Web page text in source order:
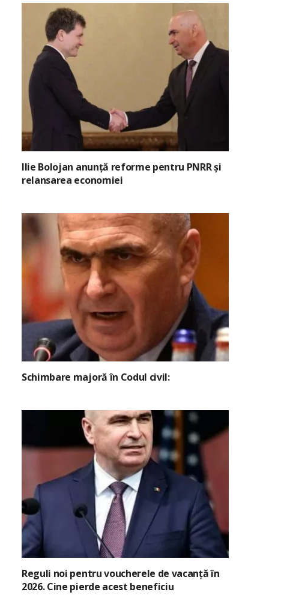
Ilie Bolojan anunță reforme pentru PNRR și
relansarea economiei
Schimbare majoră în Codul civil:
Reguli noi pentru voucherele de vacanță în
2026. Cine pierde acest beneficiu